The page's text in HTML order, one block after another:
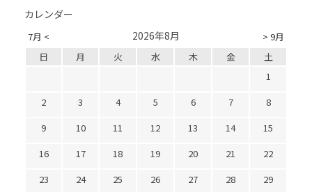
カレンダー
7月 < > 9月
2026年8月
日 月 火 水 木 金
土
1
2
3 4 5 6 7
8
9
10 11 12 13 14
15
16
17 18 19 20 21
22
23
24 25 26 27 28
29